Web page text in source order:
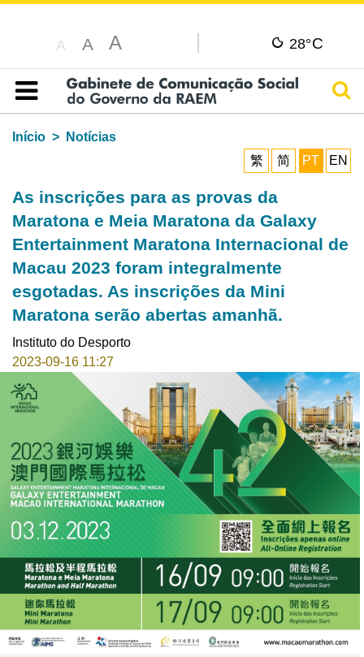
A A A 28°C
Índice
Início
Notícias
繁
简 PT EN
As inscrições para as provas da
Maratona e Meia Maratona da Galaxy
Entertainment Maratona Internacional de
Macau 2023 foram integralmente
esgotadas. As inscrições da Mini
Maratona serão abertas amanhã.
Instituto do Desporto
2023-09-16 11:27